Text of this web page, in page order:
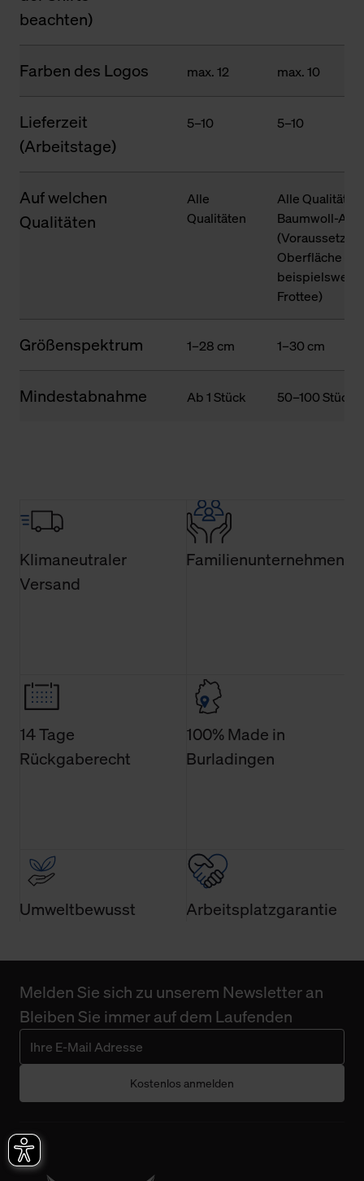
beachten)
Farben des Logos max. 12 max. 10
Lieferzeit
(Arbeitstage)
5–10 5–10
Auf welchen
Qualitäten
Alle
Qualitäten
Alle
Baumwoll-
Oberfläche
Frottee)
Größenspektrum 1–28 cm 1–30 cm
Mindestabnahme Ab 1 Stück 50–100 Stück
Klimaneutraler
Versand
Familienunternehmen
14 Tage
Rückgaberecht
100% Made in
Burladingen
Umweltbewusst Arbeitsplatzgarantie
Melden Sie sich zu unserem Newsletter an
Bleiben Sie immer auf dem Laufenden
Kostenlos anmelden